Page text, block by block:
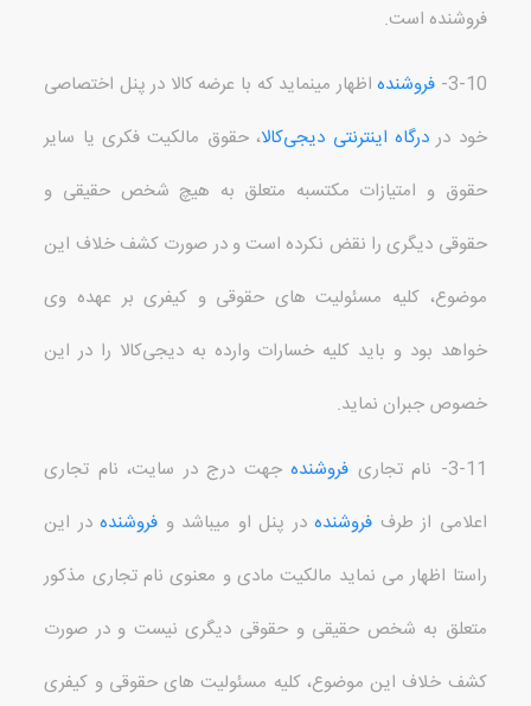
فروشنده است.
3-10- فروشندهاظهار مینماید که با عرضه کالا در پنل اختصاصی
خود دردرگاه اینترنتی دیجی‌کالا، حقوق مالکیت فکری یا سایر
حقوق و امتیازات مکتسبه متعلق به هیچ شخص حقیقی و
حقوقی دیگری را نقض نکرده است و در صورت کشف خلاف این
موضوع، کلیه مسئولیت های حقوقی و کیفری بر عهده وی
خواهد بود و باید کلیه خسارات وارده به دیجی‌کالا را در این
خصوص جبران نماید.
3-11- نام تجاری فروشندهجهت درج در سایت، نام تجاری
اعلامی از طرف فروشندهدر پنل او میباشد و فروشندهدر این
راستا اظهار می نماید مالکیت مادی و معنوی نام تجاری مذکور
متعلق به شخص حقیقی و حقوقی دیگری نیست و در صورت
کشف خلاف این موضوع، کلیه مسئولیت های حقوقی و کیفری